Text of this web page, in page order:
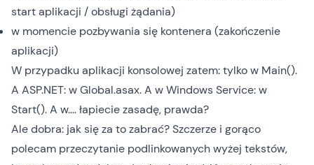
start aplikacji / obsługi żądania)
w momencie pozbywania się kontenera (zakończenie
aplikacji)
W przypadku aplikacji konsolowej zatem: tylko w Main().
A ASP.NET: w Global.asax. A w Windows Service: w
Start(). A w…. łapiecie zasadę, prawda?
Ale dobra: jak się za to zabrać? Szczerze i gorąco
polecam przeczytanie podlinkowanych wyżej tekstów,